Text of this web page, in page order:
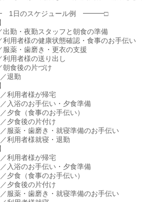
日のスケジュール例 ━━━□
出勤・夜勤スタッフと朝食の準備
利用者様の健康状態確認・食事のお手伝い
服薬・歯磨き・更衣の支援
利用者様の送り出し
朝食後の片づけ
退勤
利用者様が帰宅
入浴のお手伝い・夕食準備
夕食（食事のお手伝い）
夕食後の片付け
服薬・歯磨き・就寝準備のお手伝い
利用者様就寝・退勤
利用者様が帰宅
入浴のお手伝い・夕食準備
夕食（食事のお手伝い）
夕食後の片付け
服薬・歯磨き・就寝準備のお手伝い